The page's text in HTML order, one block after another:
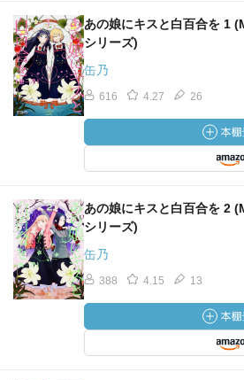
あの娘にキスと白百合を 1
シリーズ)
缶乃
616 4.27 26
あの娘にキスと白百合を 2
シリーズ)
缶乃
388 4.15 13